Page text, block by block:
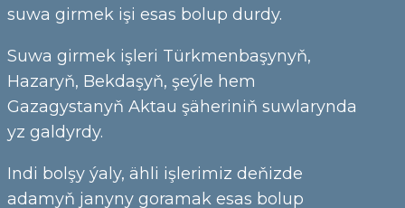
suwa girmek işi esas bolup durdy.
Suwa girmek işleri Türkmenbaşynyň,
Hazaryň, Bekdaşyň, şeýle hem
Gazagystanyň Aktau şäheriniň suwlarynda
yz galdyrdy.
Indi bolşy ýaly, ähli işlerimiz deňizde
adamyň janyny goramak esas bolup